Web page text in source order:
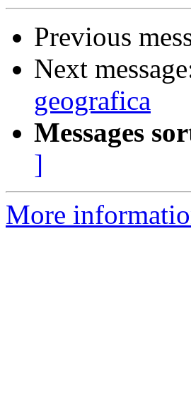
Previous
Next
geografica
Messages
]
More